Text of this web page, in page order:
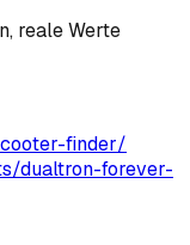
reale Werte
finder/
dualtron-forever-